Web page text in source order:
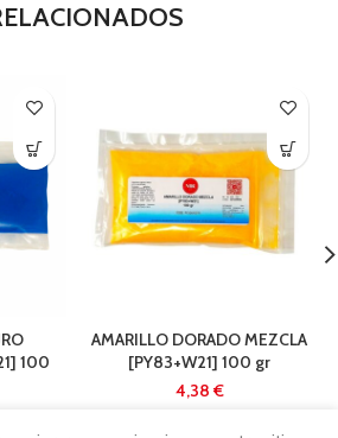
100
AMARILLO DORADO MEZCLA
[PY83+W21] 100 gr
€